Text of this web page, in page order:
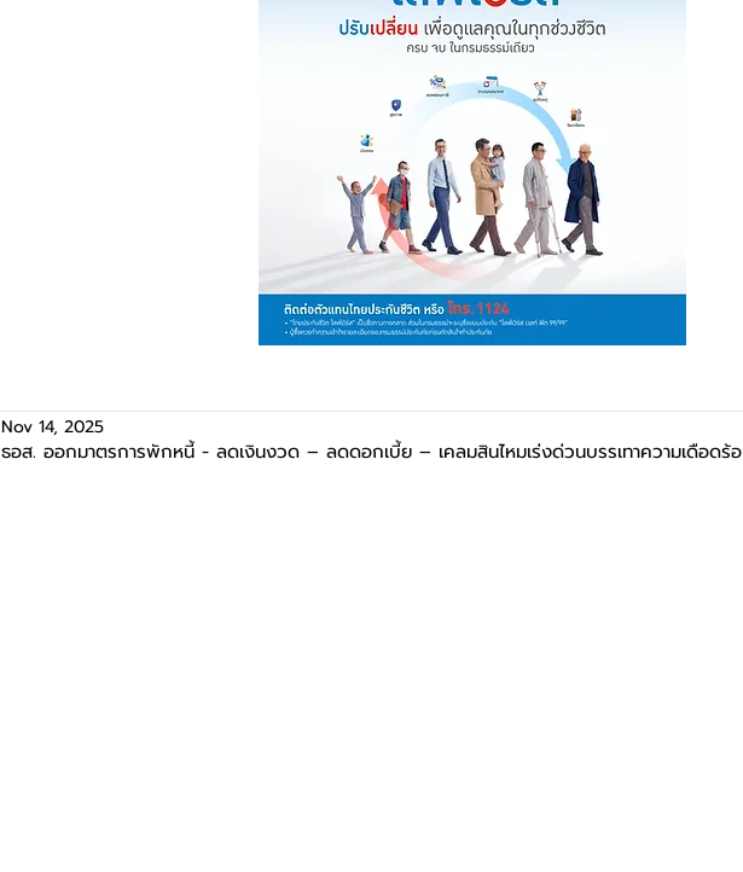
ธอส. ออกมาตรการพักหนี้ - ลดเงินงวด – ลดดอกเบี้ย – เคลมสินไหมเร่งด่วนบรรเทาความเดือดร้
Nov 14, 2025